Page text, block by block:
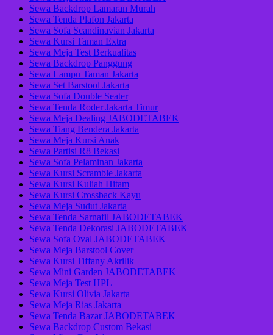
Sewa Backdrop Lamaran Murah
Sewa Tenda Plafon Jakarta
Sewa Sofa Scandinavian Jakarta
Sewa Kursi Taman Extra
Sewa Meja Test Berkualitas
Sewa Backdrop Panggung
Sewa Lampu Taman Jakarta
Sewa Set Barstool Jakarta
Sewa Sofa Double Seater
Sewa Tenda Roder Jakarta Timur
Sewa Meja Dealing JABODETABEK
Sewa Tiang Bendera Jakarta
Sewa Meja Kursi Anak
Sewa Partisi R8 Bekasi
Sewa Sofa Pelaminan Jakarta
Sewa Kursi Scramble Jakarta
Sewa Kursi Kuliah Hitam
Sewa Kursi Crossback Kayu
Sewa Meja Sudut Jakarta
Sewa Tenda Sarnafil JABODETABEK
Sewa Tenda Dekorasi JABODETABEK
Sewa Sofa Oval JABODETABEK
Sewa Meja Barstool Cover
Sewa Kursi Tiffany Akrilik
Sewa Mini Garden JABODETABEK
Sewa Meja Test HPL
Sewa Kursi Olivia Jakarta
Sewa Meja Rias Jakarta
Sewa Tenda Bazar JABODETABEK
Sewa Backdrop Custom Bekasi